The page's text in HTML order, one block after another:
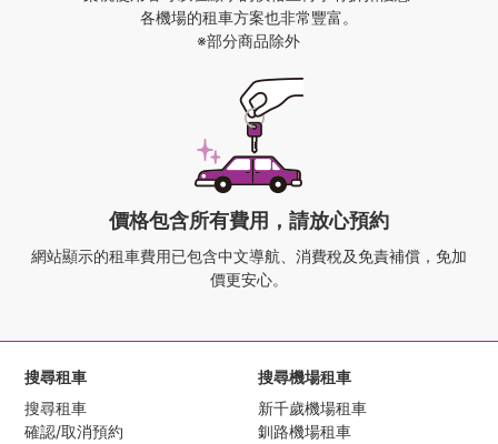
各機場的租車方案也非常豐富。
※部分商品除外
價格包含所有費用，請放心預約
網站顯示的租車費用已包含中文導航、 消費稅及免責補償，免加
價更安心。
搜尋租車
搜尋租車
確認/取消預約
搜尋機場租車
新千歲機場租車
釧路機場租車